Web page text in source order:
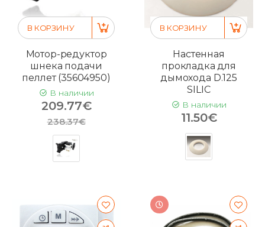
В КОРЗИНУ
Мотор-редуктор
шнека подачи
пеллет (35604950)
В наличии
209.77€
238.37€
В КОРЗИНУ
Настенная
прокладка для
дымохода D.125
SILIC
В наличии
11.50€